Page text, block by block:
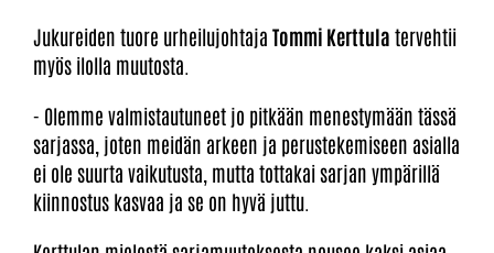
Jukureiden tuore urheilujohtaja Tommi Kerttula tervehtii
myös ilolla muutosta.
- Olemme valmistautuneet jo pitkään menestymään tässä
sarjassa, joten meidän arkeen ja perustekemiseen asialla
ei ole suurta vaikutusta, mutta tottakai sarjan ympärillä
kiinnostus kasvaa ja se on hyvä juttu.